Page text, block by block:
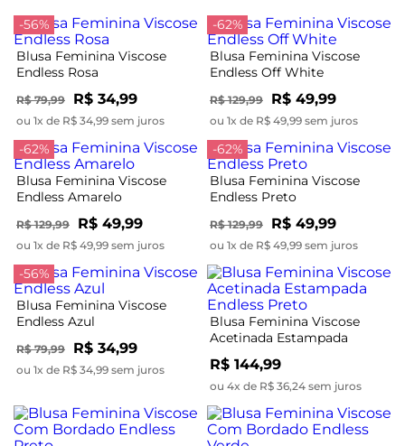
-56%
Blusa Feminina Viscose
Endless Rosa
R$ 79,99 R$ 34,99
ou 1x de R$ 34,99 sem juros
-62%
Blusa Feminina Viscose
Endless Off White
R$ 129,99 R$ 49,99
ou 1x de R$ 49,99 sem juros
-62%
Blusa Feminina Viscose
Endless Amarelo
R$ 129,99 R$ 49,99
ou 1x de R$ 49,99 sem juros
-62%
Blusa Feminina Viscose
Endless Preto
R$ 129,99 R$ 49,99
ou 1x de R$ 49,99 sem juros
-56%
Blusa Feminina Viscose
Endless Azul
R$ 79,99 R$ 34,99
ou 1x de R$ 34,99 sem juros
Blusa Feminina Viscose
Acetinada Estampada
Endless Preto
R$ 144,99
ou 4x de R$ 36,24 sem juros